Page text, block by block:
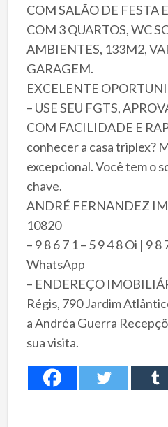
COM SALÃO DE FESTA
COM 3 QUARTOS, WC
AMBIENTES, 133M2,
GARAGEM.
EXCELENTE
– USE SEU FGTS,
COM FACILIDADE E
conhecer a casa triplex?
excepcional. Você tem o
chave.
ANDRÉ FERNANDEZ
10820
– 9 8 6 7 1 – 5 9 4 8 Oi | 9 8
WhatsApp
– ENDEREÇO
Régis, 790 Jardim
a Andréa Guerra
sua visita.